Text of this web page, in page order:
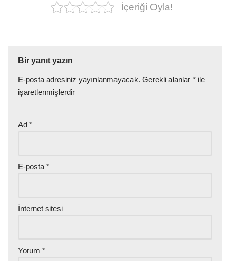
İçeriği Oyla!
Bir yanıt yazın
E-posta adresiniz yayınlanmayacak. Gerekli alanlar * ile
işaretlenmişlerdir
Ad *
E-posta *
İnternet sitesi
Yorum *